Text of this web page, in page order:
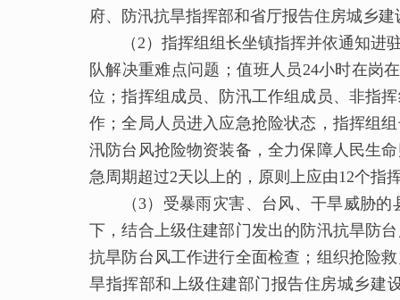
府、防汛抗旱指挥部和省厅报告住房城乡
（2）指挥组组长坐镇指挥并依通知进驻
队解决重难点问题；值班人员24小时在岗
位；指挥组成员、防汛工作组成员、非指
作；全局人员进入应急抢险状态，指挥组
汛防台风抢险物资装备，全力保障人民生
急周期超过2天以上的，原则上应由12个指
（3）受暴雨灾害、台风、干旱威胁的
下，结合上级住建部门发出的防汛抗旱防
抗旱防台风工作进行全面检查；组织抢险
旱指挥部和上级住建部门报告住房城乡建